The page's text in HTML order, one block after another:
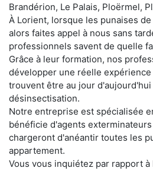
Brandérion, Le Palais, Ploërmel,
À Lorient, lorsque les punaises
alors faites appel à nous sans
professionnels savent de quelle
Grâce à leur formation, nos
développer une réelle expérience
trouvent être au jour
désinsectisation.
Notre entreprise est spécialisée
bénéficie d'agents
chargeront d'anéantir toutes les
appartement.
Vous vous inquiétez par rapport à